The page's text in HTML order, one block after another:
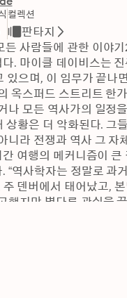
컬렉션
판타지
사람들에 관한 이야
. 마이클 데이비스는
으며, 이 임무가 끝나
옥스퍼드 스트리트 한
모든 역사가의 일정
황은 더 악화된다. 그
라 전쟁과 역사 그 자
여행의 메커니즘이 큰
역사학자는 정말로 과
덴버에서 태어났고,
지만 별다른 관심을
시작했다. 단편 「화
으로 선정되었다. 단편